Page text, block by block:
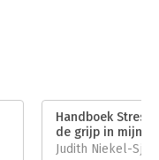
Handboek Stress
de grijp in mijn
Judith Niekel-